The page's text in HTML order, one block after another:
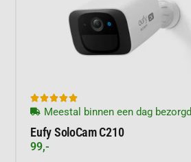

Meestal binnen een dag bezorgd
Eufy SoloCam C210
99,-